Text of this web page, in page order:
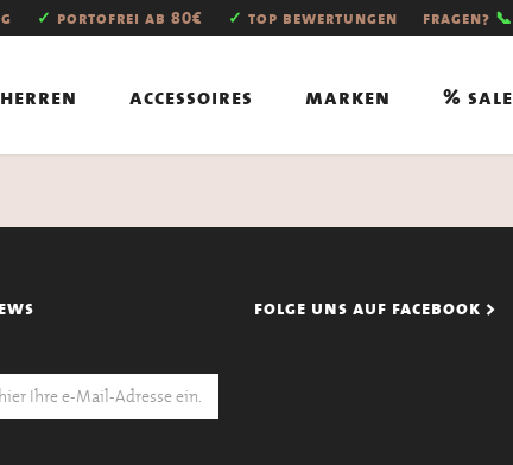
✓ portofrei ab 80€ ✓ top bewertungen fragen? 📞
herren accessoires marken % sale
folge uns auf facebook >